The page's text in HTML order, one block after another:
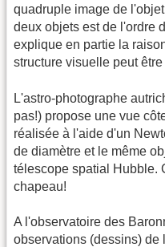
quadruple image de
deux objets est de l'ordre
explique en partie la
structure visuelle peut
L'astro-photographe
pas!) propose une vue
réalisée à l'aide d'un
de diamètre et le même
télescope spatial Hubble.
chapeau!
A l'observatoire des
observations (dessins) de